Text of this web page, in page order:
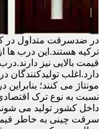
در ضدسرقت متداول در
ترکیه هستند.این درب ها
قیمت بالایی نیز
دارد.اغلب
مونتاژ می کنند؛
نسبت به نوع ترک
داخل کشور تولید می
سرقت چینی به خاطر